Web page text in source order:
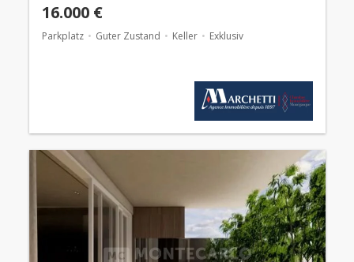
16.000 €
Parkplatz Guter Zustand Keller Exklusiv